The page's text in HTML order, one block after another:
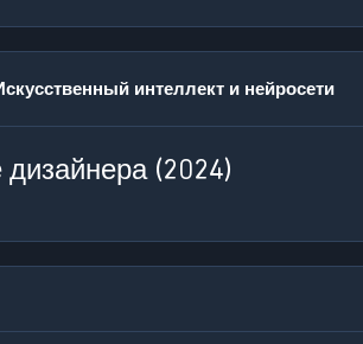
интеллект и нейросети
(2024)